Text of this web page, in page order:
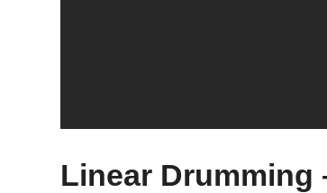
Linear Drumming